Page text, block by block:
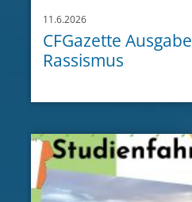
11.6.2026
CFGazette
Rassismus